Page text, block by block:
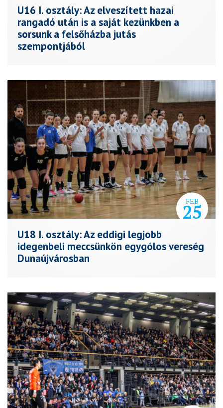
U16 I. osztály: Az elveszített hazai
rangadó után is a saját kezünkben a
sorsunk a felsőházba jutás
szempontjából
FEB
25
U18 I. osztály: Az eddigi legjobb
idegenbeli meccsünkön egygólos vereség
Dunaújvárosban